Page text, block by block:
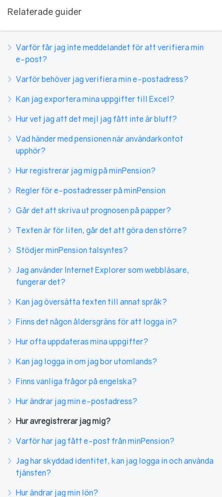
Relaterade guider
Varför får jag inte meddelandet för att verifiera min
e-post?
Varför behöver jag verifiera min e-postadress?
Kan jag exportera mina uppgifter till Excel?
Hur vet jag att det mejl jag fått inte är bluff?
Vad händer med pensionen när användarkontot
upphör?
Hur registrerar jag mig på minPension?
Regler för e-postadresser på minPension
Går det att skriva ut prognosen på papper?
Texten är för liten, går det att göra den större?
Stödjer minPension talsyntes?
Jag använder Internet Explorer som webbläsare,
fungerar det?
Kan jag översätta texten till annat språk?
Finns det någon åldersgräns för att logga in?
Hur ofta uppdateras mina uppgifter?
Kan jag logga in om jag bor utomlands?
Finns vanliga frågor på engelska?
Hur ändrar jag min e-postadress?
Hur avregistrerar jag mig?
Varför har jag fått e-post från minPension?
Jag har skyddad identitet, kan jag logga in och använda
tjänsten?
Hur ändrar jag min lön?